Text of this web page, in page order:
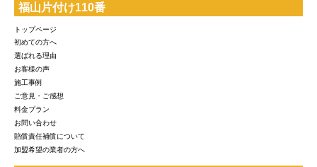
福山片付け110番
トップページ
初めての方へ
選ばれる理由
お客様の声
施工事例
ご意見・ご感想
料金プラン
お問い合わせ
賠償責任補償について
加盟希望の業者の方へ